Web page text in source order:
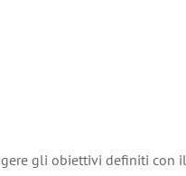
gli obiettivi definiti con il